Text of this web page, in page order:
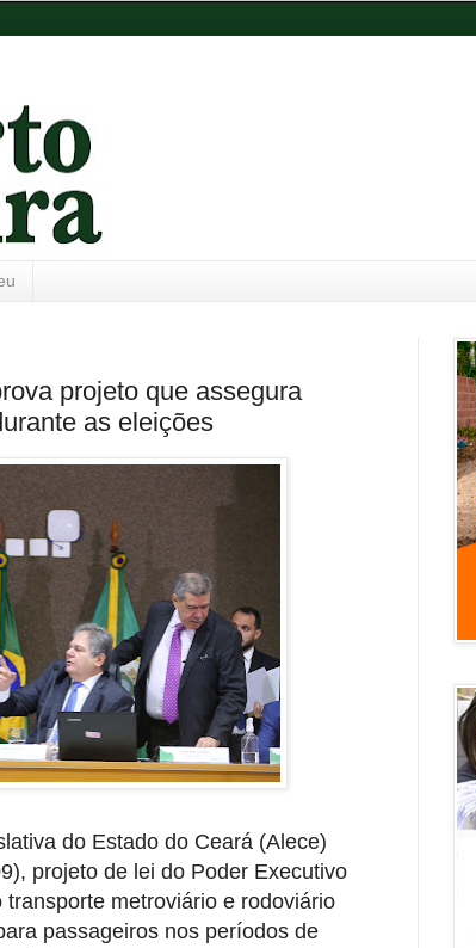
projeto que assegura
as eleições
do Estado do Ceará (Alece)
projeto de lei do Poder Executivo
metroviário e rodoviário
passageiros nos períodos de